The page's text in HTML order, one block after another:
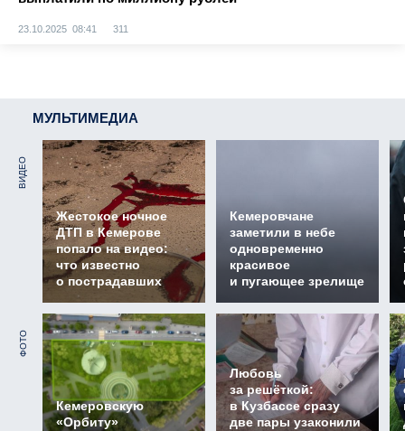
23.10.2025 08:41 311
МУЛЬТИМЕДИА
ВИДЕО
Жестокое ночное
ДТП в Кемерове
попало на видео:
что известно
о пострадавших
Кемеровчане
заметили в небе
одновременно
красивое
и пугающее зрелище
ФОТО
Кемеровскую
«Орбиту»
Любовь
за решёткой:
в Кузбассе сразу
две пары узаконили